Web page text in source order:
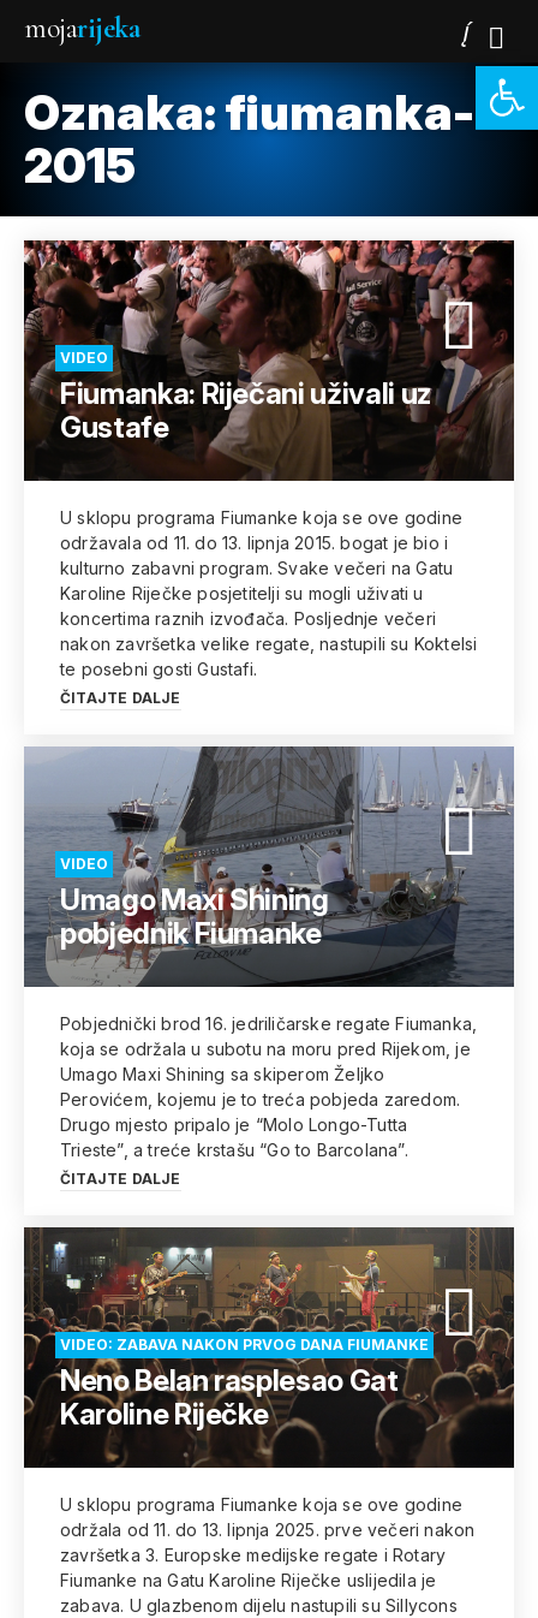
mojarijeka
Oznaka:fiumanka-
2015
VIDEO
Fiumanka: Riječani uživali uz
Gustafe
U sklopu programa Fiumanke koja se ove godine
održavala od 11. do 13. lipnja 2015. bogat je bio i
kulturno zabavni program. Svake večeri na Gatu
Karoline Riječke posjetitelji su mogli uživati u
koncertima raznih izvođača. Posljednje večeri
nakon završetka velike regate, nastupili su Koktelsi
te posebni gosti Gustafi.
ČITAJTE DALJE
VIDEO
Umago Maxi Shining
pobjednik Fiumanke
Pobjednički brod 16. jedriličarske regate Fiumanka,
koja se održala u subotu na moru pred Rijekom, je
Umago Maxi Shining sa skiperom Željko
Perovićem, kojemu je to treća pobjeda zaredom.
Drugo mjesto pripalo je “Molo Longo-Tutta
Trieste”, a treće krstašu “Go to Barcolana”.
ČITAJTE DALJE
VIDEO: ZABAVA NAKON PRVOG DANA FIUMANKE
Neno Belan rasplesao Gat
Karoline Riječke
U sklopu programa Fiumanke koja se ove godine
održala od 11. do 13. lipnja 2025. prve večeri nakon
završetka 3. Europske medijske regate i Rotary
Fiumanke na Gatu Karoline Riječke uslijedila je
zabava. U glazbenom dijelu nastupili su Sillycons